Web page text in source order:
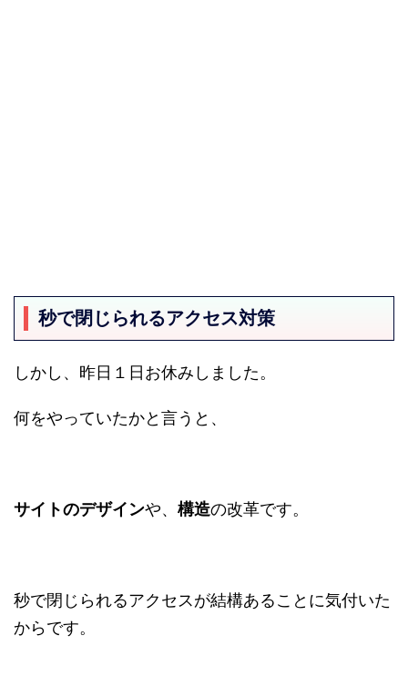
秒で閉じられるアクセス対策
しかし、昨日１日お休みしました。
何をやっていたかと言うと、
サイトのデザインや、 構造の改革です。
秒で閉じられるアクセスが結構あることに気付いた
からです。